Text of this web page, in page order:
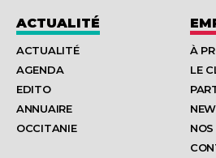
ACTUALITÉ
ACTUALITÉ
AGENDA
EDITO
ANNUAIRE
OCCITANIE
À
LE
NOS